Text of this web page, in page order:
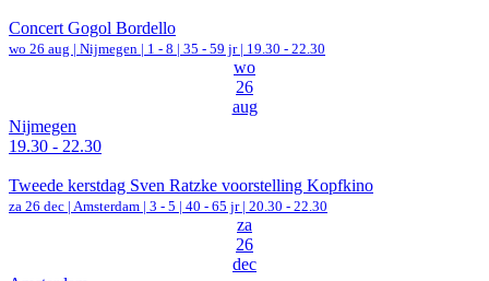
Concert Gogol Bordello
wo 26 aug | Nijmegen | 1 - 8 | 35 - 59 jr | 19.30 - 22.30
wo
26
aug
Nijmegen
19.30 - 22.30
Tweede kerstdag Sven Ratzke voorstelling Kopfkino
za 26 dec | Amsterdam | 3 - 5 | 40 - 65 jr | 20.30 - 22.30
za
26
dec